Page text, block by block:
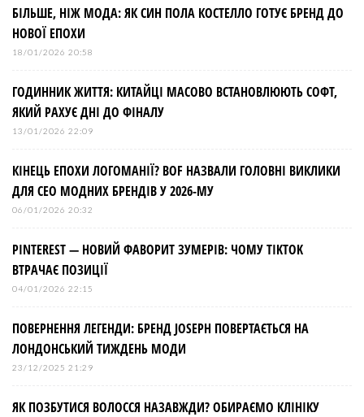
БІЛЬШЕ, НІЖ МОДА: ЯК СИН ПОЛА КОСТЕЛЛО ГОТУЄ БРЕНД ДО
НОВОЇ ЕПОХИ
18/01/2026 20:58
ГОДИННИК ЖИТТЯ: КИТАЙЦІ МАСОВО ВСТАНОВЛЮЮТЬ СОФТ,
ЯКИЙ РАХУЄ ДНІ ДО ФІНАЛУ
13/01/2026 22:09
КІНЕЦЬ ЕПОХИ ЛОГОМАНІЇ? BOF НАЗВАЛИ ГОЛОВНІ ВИКЛИКИ
ДЛЯ СЕО МОДНИХ БРЕНДІВ У 2026-МУ
06/01/2026 20:32
PINTEREST — НОВИЙ ФАВОРИТ ЗУМЕРІВ: ЧОМУ TIKTOK
ВТРАЧАЄ ПОЗИЦІЇ
04/01/2026 22:15
ПОВЕРНЕННЯ ЛЕГЕНДИ: БРЕНД JOSEPH ПОВЕРТАЄТЬСЯ НА
ЛОНДОНСЬКИЙ ТИЖДЕНЬ МОДИ
23/12/2025 21:29
ЯК ПОЗБУТИСЯ ВОЛОССЯ НАЗАВЖДИ? ОБИРАЄМО КЛІНІКУ